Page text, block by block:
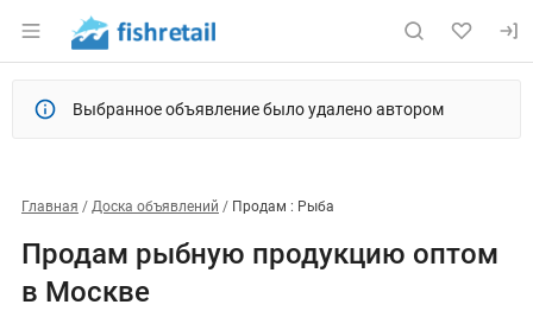
Выбранное объявление было удалено автором
Главная Доска объявлений Продам : Рыба
Продам рыбную продукцию оптом
в Москве